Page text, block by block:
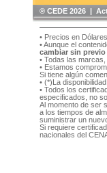
®️ CEDE 2026 |
• Precios en
• Aunque el
cambiar sin previo
• Todas las
• Estamos
Si tiene algún
• (*)La
• Todos los
especificados, no
Al momento de ser
a los tiempos de
suministrar un
Si requiere
nacionales del